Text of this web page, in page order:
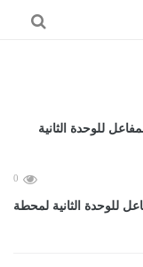
0
للوحدة الثانية لمحطة